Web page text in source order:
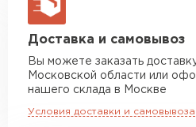
макс. длина груза 13,5 м
Манипулятор до 5 тн
Манипулятор до 10 тн
макс. длина груза 8 м
Доставка и самовывоз
Вы можете заказать
Московской области или
нашего склада в Москве
Условия доставки и самовывоза